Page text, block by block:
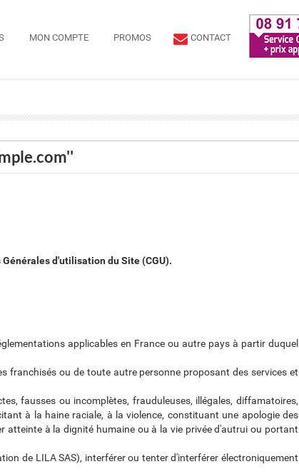
MON COMPTE PROMOS CONTACT
d'utilisation du Site (CGU).
applicables en France ou autre pays à partir duquel
franchisés ou de toute autre personne proposant des services et
fausses ou incomplètes, frauduleuses, illégales, diffamatoires,
à la haine raciale, à la violence, constituant une apologie des
atteinte à la dignité humaine ou à la vie privée d'autrui ou portant
de LILA SAS), interférer ou tenter d'interférer électroniquement